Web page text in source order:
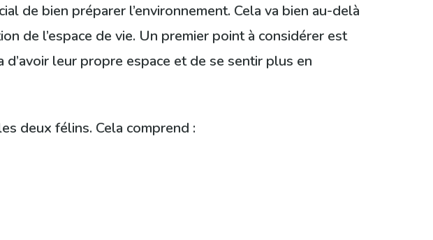
de bien préparer l’environnement. Cela va bien au-delà
de l’espace de vie. Un premier point à considérer est
leur propre espace et de se sentir plus en
deux félins. Cela comprend :